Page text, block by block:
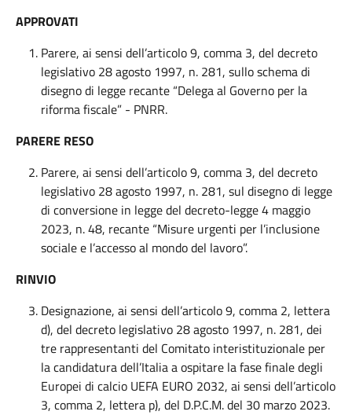
APPROVATI
Parere, ai sensi dell’articolo 9, comma 3, del decreto
legislativo 28 agosto 1997, n. 281, sullo schema di
disegno di legge recante “Delega al Governo per la
riforma fiscale” - PNRR.
PARERE RESO
Parere, ai sensi dell’articolo 9, comma 3, del decreto
legislativo 28 agosto 1997, n. 281, sul disegno di legge
di conversione in legge del decreto-legge 4 maggio
2023, n. 48, recante “Misure urgenti per l’inclusione
sociale e l’accesso al mondo del lavoro”.
RINVIO
Designazione, ai sensi dell’articolo 9, comma 2, lettera
d), del decreto legislativo 28 agosto 1997, n. 281, dei
tre rappresentanti del Comitato interistituzionale per
la candidatura dell’Italia a ospitare la fase finale degli
Europei di calcio UEFA EURO 2032, ai sensi dell’articolo
3, comma 2, lettera p), del D.P.C.M. del 30 marzo 2023.